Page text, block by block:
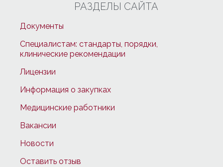
РАЗДЕЛЫ САЙТА
Документы
Специалистам: стандарты, порядки,
клинические рекомендации
Лицензии
Информация о закупках
Медицинские работники
Вакансии
Новости
Оставить отзыв